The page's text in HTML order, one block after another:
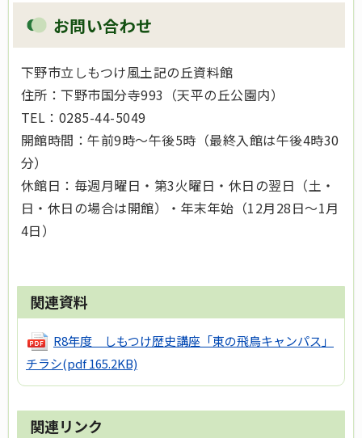
お問い合わせ
下野市立しもつけ風土記の丘資料館
住所：下野市国分寺993（天平の丘公園内）
TEL：0285-44-5049
開館時間：午前9時～午後5時（最終入館は午後4時30
分）
休館日：毎週月曜日・第3火曜日・休日の翌日（土・
日・休日の場合は開館）・年末年始（12月28日～1月
4日）
関連資料
R8年度 しもつけ歴史講座「東の飛鳥キャンパス」
チラシ(pdf 165.2KB)
関連リンク